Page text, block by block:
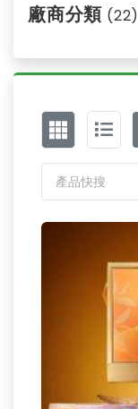
廠商分類 (22)